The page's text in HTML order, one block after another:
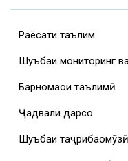
Раёсати таълим
Шуъбаи мониторинг
Барномаҳои таълимӣ
Ҷадвали дарсҳо
Шуъбаи